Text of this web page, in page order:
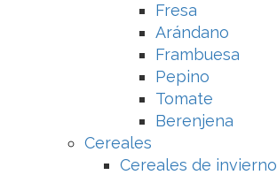
Fresa
Arándano
Frambuesa
Pepino
Tomate
Berenjena
Cereales
Cereales de invierno